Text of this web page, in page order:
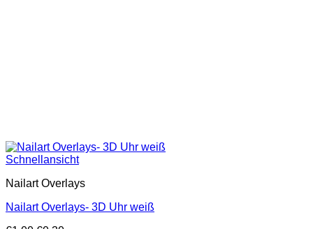
Schnellansicht
Nailart Overlays
Nailart Overlays- 3D Uhr weiß